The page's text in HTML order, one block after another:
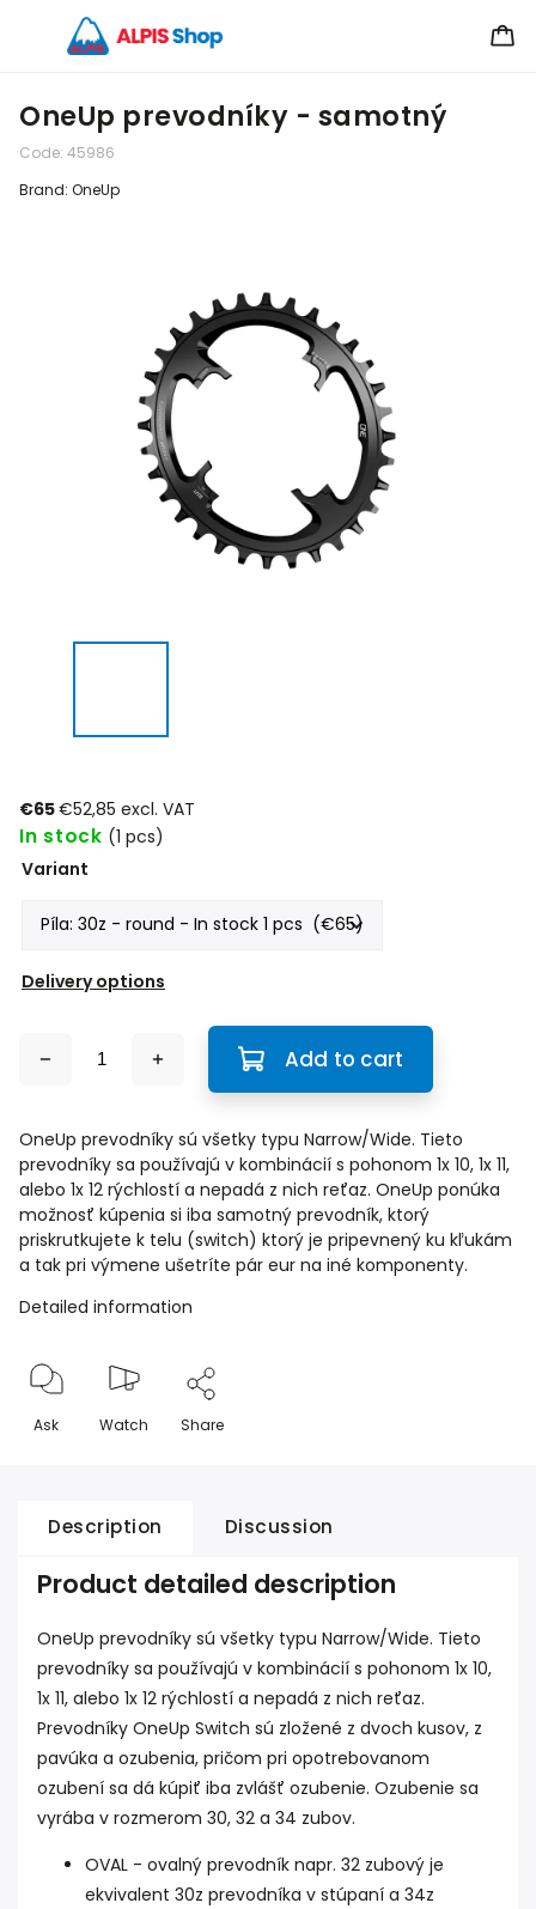
OneUp prevodníky - samotný
Code: 45986
Brand: OneUp
€65€52,85 excl. VAT
In stock (1 pcs)
Variant
Delivery options
Add to cart
OneUp prevodníky sú všetky typu Narrow/Wide. Tieto
prevodníky sa používajú v kombinácií s pohonom 1x 10, 1x 11,
alebo 1x 12 rýchlostí a nepadá z nich reťaz. OneUp ponúka
možnosť kúpenia si iba samotný prevodník, ktorý
priskrutkujete k telu (switch) ktorý je pripevnený ku kľukám
a tak pri výmene ušetríte pár eur na iné komponenty.
Detailed information
Ask Watch Share
Description Discussion
Product detailed description
OneUp prevodníky sú všetky typu Narrow/Wide. Tieto
prevodníky sa používajú v kombinácií s pohonom 1x 10,
1x 11, alebo 1x 12 rýchlostí a nepadá z nich reťaz.
Prevodníky OneUp Switch sú zložené z dvoch kusov, z
pavúka a ozubenia, pričom pri opotrebovanom
ozubení sa dá kúpiť iba zvlášť ozubenie. Ozubenie sa
vyrába v rozmerom 30, 32 a 34 zubov.
OVAL - ovalný prevodník napr. 32 zubový je
ekvivalent 30z prevodníka v stúpaní a 34z